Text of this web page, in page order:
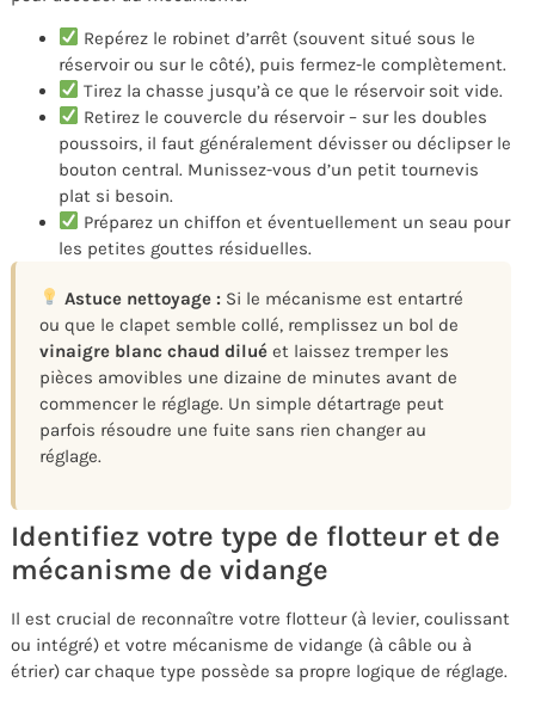
Repérez le robinet d’arrêt (souvent situé sous le
réservoir ou sur le côté), puis fermez-le complètement.
Tirez la chasse jusqu’à ce que le réservoir soit vide.
Retirez le couvercle du réservoir – sur les doubles
poussoirs, il faut généralement dévisser ou déclipser le
bouton central. Munissez-vous d’un petit tournevis
plat si besoin.
Préparez un chiffon et éventuellement un seau pour
les petites gouttes résiduelles.
Astuce nettoyage : Si le mécanisme est entartré
ou que le clapet semble collé, remplissez un bol de
vinaigre blanc chaud dilué et laissez tremper les
pièces amovibles une dizaine de minutes avant de
commencer le réglage. Un simple détartrage peut
parfois résoudre une fuite sans rien changer au
réglage.
Identifiez votre type de flotteur et de
mécanisme de vidange
Il est crucial de reconnaître votre flotteur (à levier, coulissant
ou intégré) et votre mécanisme de vidange (à câble ou à
étrier) car chaque type possède sa propre logique de réglage.